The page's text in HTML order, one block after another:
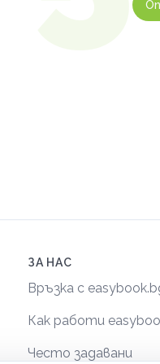
ЗА НАС
Връзка с
Как работи
Често задавани